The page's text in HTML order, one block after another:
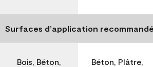
Surfaces d’application
Bois, Béton,
Béton, Plâtre,